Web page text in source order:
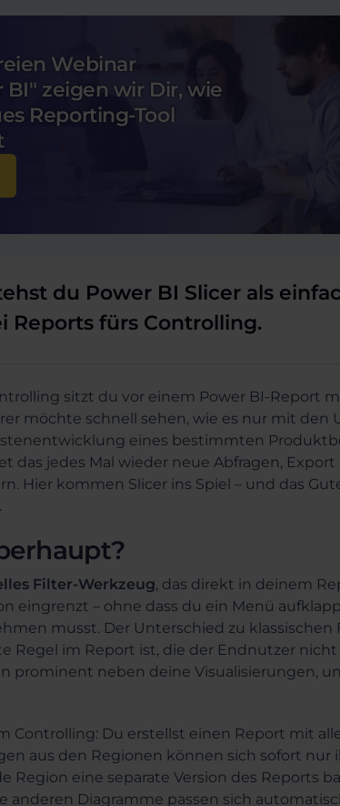
Webinar
BI" zeigen wir Dir, wie
Reporting-Tool
du Power BI Slicer als
Reports fürs Controlling.
sitzt du vor einem Power BI-Report
möchte schnell sehen, wie es nur mit den
eines bestimmten
das jedes Mal wieder neue Abfragen, Export
Hier kommen Slicer ins Spiel – und das
Filter-Werkzeug, das direkt in deinem
eingrenzt – ohne dass du ein Menü
musst. Der Unterschied zu klassischen
Regel im Report ist, die der Endnutzer
prominent neben deine Visualisierungen,
Controlling: Du erstellst einen Report mit
aus den Regionen können sich sofort nur
Region eine separate Version des Reports
anderen Diagramme passen sich